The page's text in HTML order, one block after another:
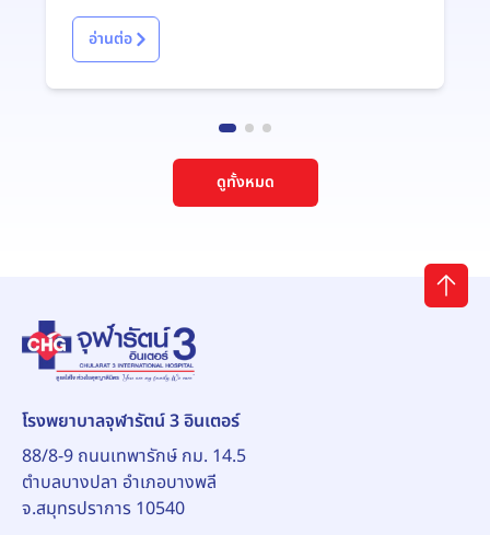
อ่านต่อ
ดูทั้งหมด
โรงพยาบาลจุฬารัตน์ 3 อินเตอร์
88/8-9 ถนนเทพารักษ์ กม. 14.5
ตำบลบางปลา อำเภอบางพลี
จ.สมุทรปราการ 10540